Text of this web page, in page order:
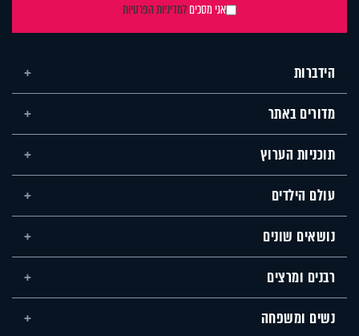
אני מסכיםלמדיניות הפרטיות
הידברות
מדורים באתר
תוכניות הערוץ
עולם הילדים
נושאים שונים
רבנים ומרצים
נשים ומשפחה